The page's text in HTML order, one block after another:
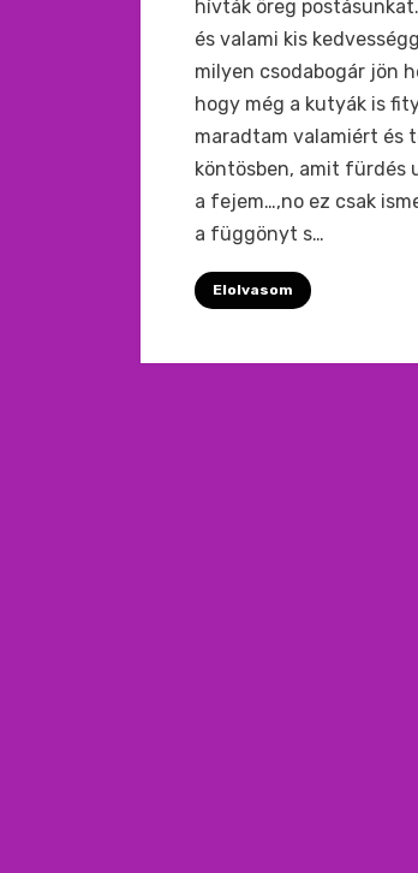
hívták öreg
és valami kis
milyen csodabogár jön
hogy még a kutyák is
maradtam valamiért és
köntösben, amit fürdés
a fejem…,no ez csak
a függönyt s…
Elolvasom